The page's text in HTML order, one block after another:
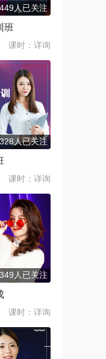
人已关注
班
课时： 详询
人已关注
课时： 详询
人已关注
课时： 详询